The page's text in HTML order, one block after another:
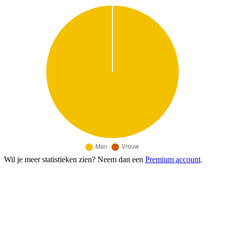
Wil je meer statistieken zien? Neem dan een Premium account.